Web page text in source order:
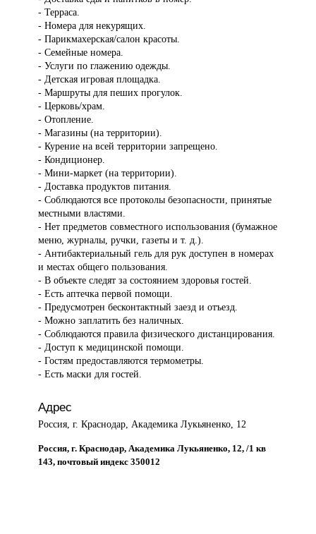
- Терраса.
- Номера для некурящих.
- Парикмахерская/салон красоты.
- Семейные номера.
- Услуги по глажению одежды.
- Детская игровая площадка.
- Маршруты для пеших прогулок.
- Церковь/храм.
- Отопление.
- Магазины (на территории).
- Курение на всей территории запрещено.
- Кондиционер.
- Мини-маркет (на территории).
- Доставка продуктов питания.
- Соблюдаются все протоколы безопасности, принятые
местными властями.
- Нет предметов совместного использования (бумажное
меню, журналы, ручки, газеты и т. д.).
- Антибактериальный гель для рук доступен в номерах
и местах общего пользования.
- В объекте следят за состоянием здоровья гостей.
- Есть аптечка первой помощи.
- Предусмотрен бесконтактный заезд и отъезд.
- Можно заплатить без наличных.
- Соблюдаются правила физического дистанцирования.
- Доступ к медицинской помощи.
- Гостям предоставляются термометры.
- Есть маски для гостей.
Адрес
Россия, г. Краснодар, Академика Лукьяненко, 12
Россия, г. Краснодар, Академика Лукьяненко, 12, /1 кв
143, почтовый индекс 350012